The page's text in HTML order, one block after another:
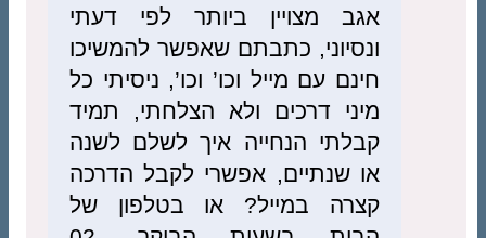
אגב מצויין ביותר לפי דעתי
ונסיוני, כתבתם שאפשר להמשיכו
חינם עם מייל וכו’ וכו’, ניסיתי כל
מיני דרכים ולא הצלחתי, תמיד
קבלתי הנחייה איך לשלם לשנה
או שנתיים, אפשרי לקבל הדרכה
קצרה במייל? או בטלפון של